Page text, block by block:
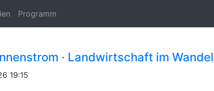
Programm
· Landwirtschaft im Wandel
19:15